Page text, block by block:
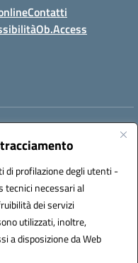
di profilazione degli utenti -
tecnici necessari al
dei servizi
utilizzati, inoltre,
a disposizione da Web
Contatti
Ob.Access